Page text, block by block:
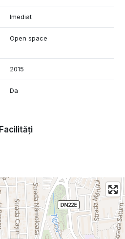
Imediat
Open space
2015
Da
Facilități